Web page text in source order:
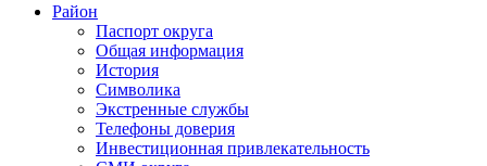
Район
Паспорт округа
Общая информация
История
Символика
Экстренные службы
Телефоны доверия
Инвестиционная привлекательность